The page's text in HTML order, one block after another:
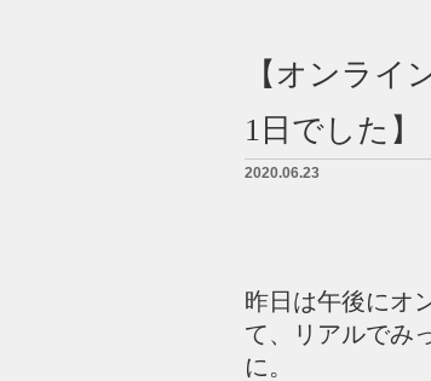
【オンライ
1日でした】
2020.06.23
昨日は午後にオ
て、リアルでみ
に。